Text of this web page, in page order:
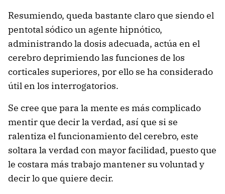
Resumiendo, queda bastante claro que siendo el
pentotal sódico un agente hipnótico,
administrando la dosis adecuada, actúa en el
cerebro deprimiendo las funciones de los
corticales superiores, por ello se ha considerado
útil en los interrogatorios.
Se cree que para la mente es más complicado
mentir que decir la verdad, así que si se
ralentiza el funcionamiento del cerebro, este
soltara la verdad con mayor facilidad, puesto que
le costara más trabajo mantener su voluntad y
decir lo que quiere decir.